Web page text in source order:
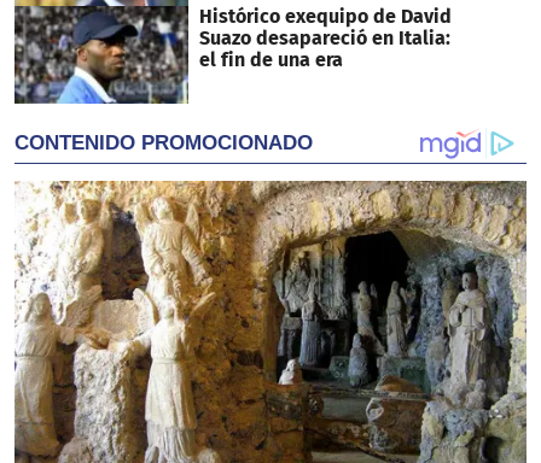
Histórico exequipo de David
Suazo desapareció en Italia:
el fin de una era